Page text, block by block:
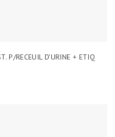
P/RECEUIL D'URINE + ETIQ